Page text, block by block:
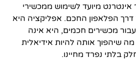
מיועד לשימוש ממכשירי
הפלאפון החכם. אפליקציה היא
מכשירים חכמים, היא אינה
שיהפוך אותה להיות אידיאלית
בלתי נפרד מחיינו.